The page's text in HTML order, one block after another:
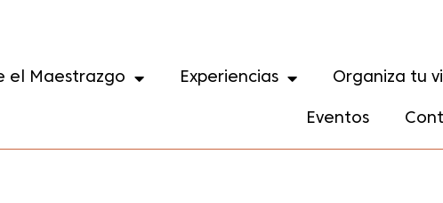
el Maestrazgo Experiencias Organiza tu
Eventos